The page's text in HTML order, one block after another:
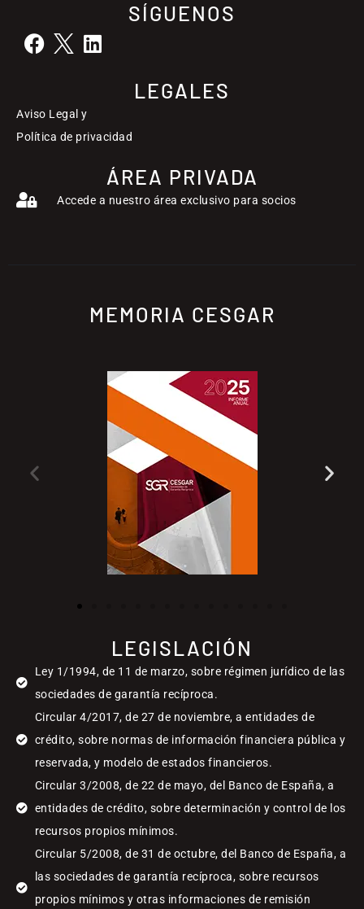
SÍGUENOS
LEGALES
Aviso Legal y
Política de privacidad
ÁREA PRIVADA
Accede a nuestro área exclusivo para socios
MEMORIA CESGAR
LEGISLACIÓN
Ley 1/1994, de 11 de marzo, sobre régimen jurídico de las
sociedades de garantía recíproca.
Circular 4/2017, de 27 de noviembre, a entidades de
crédito, sobre normas de información financiera pública y
reservada, y modelo de estados financieros.
Circular 3/2008, de 22 de mayo, del Banco de España, a
entidades de crédito, sobre determinación y control de los
recursos propios mínimos.
Circular 5/2008, de 31 de octubre, del Banco de España, a
las sociedades de garantía recíproca, sobre recursos
propios mínimos y otras informaciones de remisión